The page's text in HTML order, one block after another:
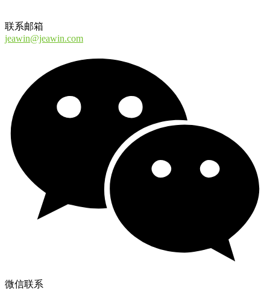
联系邮箱
jeawin@jeawin.com
微信联系